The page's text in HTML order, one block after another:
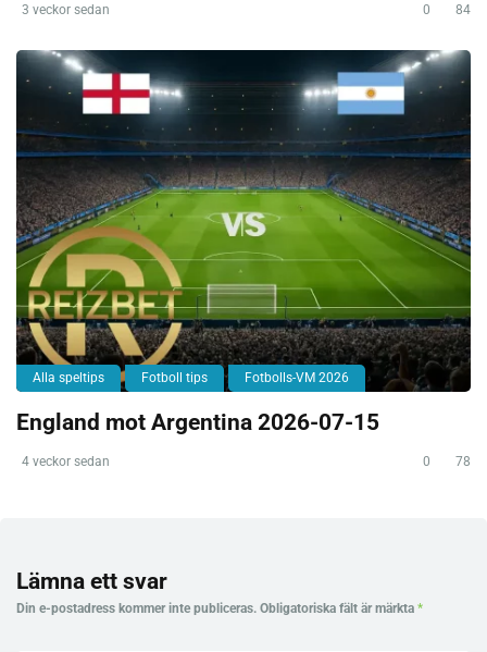
3 veckor sedan 0 84
Alla speltips Fotboll tips Fotbolls-VM 2026
England mot Argentina 2026-07-15
4 veckor sedan 0 78
Lämna ett svar
Din e-postadress kommer inte publiceras. Obligatoriska fält är märkta *